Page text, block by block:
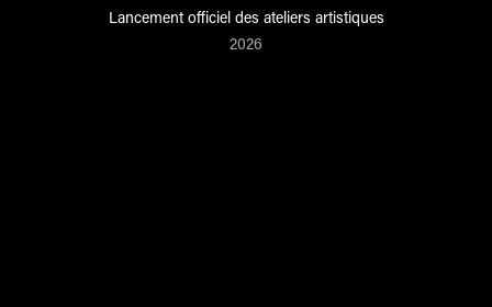
Lancement officiel des ateliers artistiques
2026